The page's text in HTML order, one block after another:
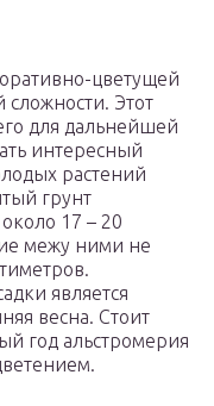
цветущей
Этот
для дальнейшей
интересный
растений
грунт
17 – 20
межу ними не
является
весна. Стоит
год альстромерия